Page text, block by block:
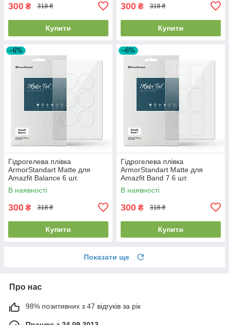
300 ₴ 318 ₴
Купити
300 ₴ 318 ₴
Купити
–6%
Гідрогелева плівка
ArmorStandart Matte для
Amazfit Balance 6 шт.
(ARM91951)
В наявності
300 ₴ 318 ₴
Купити
–6%
Гідрогелева плівка
ArmorStandart Matte для
Amazfit Band 7 6 шт.
(ARM91952)
В наявності
300 ₴ 318 ₴
Купити
Показати ще
Про нас
98% позитивних з 47 відгуків за рік